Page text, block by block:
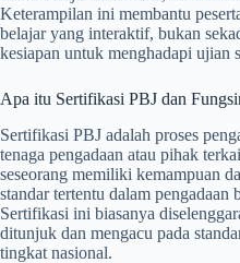
Keterampilan ini membantu
belajar yang interaktif, bukan
kesiapan untuk menghadapi ujian
Apa itu Sertifikasi PBJ dan
Sertifikasi PBJ adalah proses
tenaga pengadaan atau pihak
seseorang memiliki kemampuan
standar tertentu dalam pengadaan
Sertifikasi ini biasanya
ditunjuk dan mengacu pada
tingkat nasional.